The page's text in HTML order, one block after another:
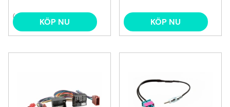
(2) KÖP NU KÖP NU